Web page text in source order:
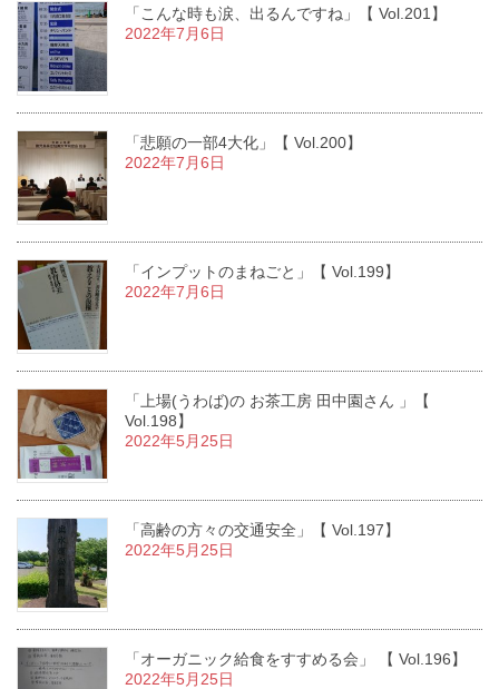
「こんな時も涙、出るんですね」【 Vol.201】
2022年7月6日
「悲願の一部4大化」【 Vol.200】
2022年7月6日
「インプットのまねごと」【 Vol.199】
2022年7月6日
「上場(うわば)の お茶工房 田中園さん 」【
Vol.198】
2022年5月25日
「高齢の方々の交通安全」【 Vol.197】
2022年5月25日
「オーガニック給食をすすめる会」 【 Vol.196】
2022年5月25日